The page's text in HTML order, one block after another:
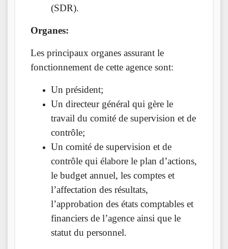
(SDR).
Organes:
Les principaux organes assurant le
fonctionnement de cette agence sont:
Un président;
Un directeur général qui gère le
travail du comité de supervision et de
contrôle;
Un comité de supervision et de
contrôle qui élabore le plan d’actions,
le budget annuel, les comptes et
l’affectation des résultats,
l’approbation des états comptables et
financiers de l’agence ainsi que le
statut du personnel.